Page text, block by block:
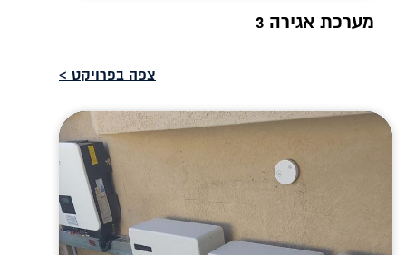
מערכת אגירה 3
צפה בפרויקט >